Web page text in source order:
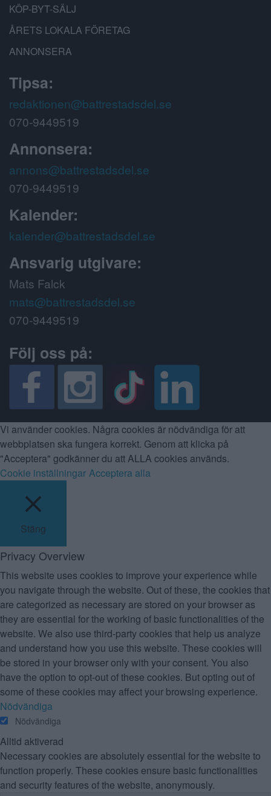
KÖP-BYT-SÄLJ
ÅRETS LOKALA FÖRETAG
ANNONSERA
Tipsa:
redaktionen@battrestadsdel.se
070-9449519
Annonsera:
annons@battrestadsdel.se
070-9449519
Kalender:
kalender@battrestadsdel.se
Ansvarig utgivare:
Mats Falck
mats@battrestadsdel.se
070-9449519
Följ oss på:
Vi använder cookies. Några cookies är nödvändiga för att
webbplatsen ska fungera korrekt. Genom att klicka på
"Acceptera" godkänner du att ALLA cookies används.
Cookie inställningar Acceptera alla
Stäng
Privacy Overview
This website uses cookies to improve your experience while
you navigate through the website. Out of these, the cookies that
are categorized as necessary are stored on your browser as
they are essential for the working of basic functionalities of the
website. We also use third-party cookies that help us analyze
and understand how you use this website. These cookies will
be stored in your browser only with your consent. You also
have the option to opt-out of these cookies. But opting out of
some of these cookies may affect your browsing experience.
Nödvändiga
Nödvändiga
Alltid aktiverad
Necessary cookies are absolutely essential for the website to
function properly. These cookies ensure basic functionalities
and security features of the website, anonymously.